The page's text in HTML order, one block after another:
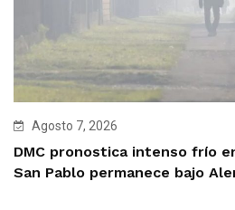
Agosto 7, 2026
DMC pronostica intenso frío
San Pablo permanece bajo